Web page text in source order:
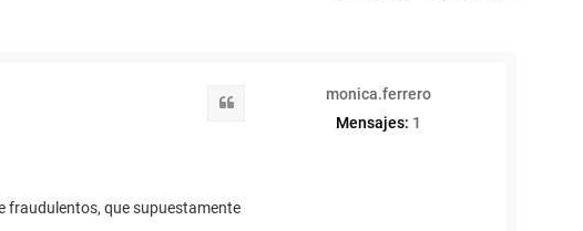
monica.ferrero
Mensajes: 1
fraudulentos, que supuestamente